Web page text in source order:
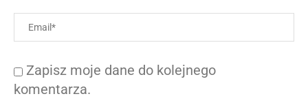
Zapisz moje dane do kolejnego
komentarza.